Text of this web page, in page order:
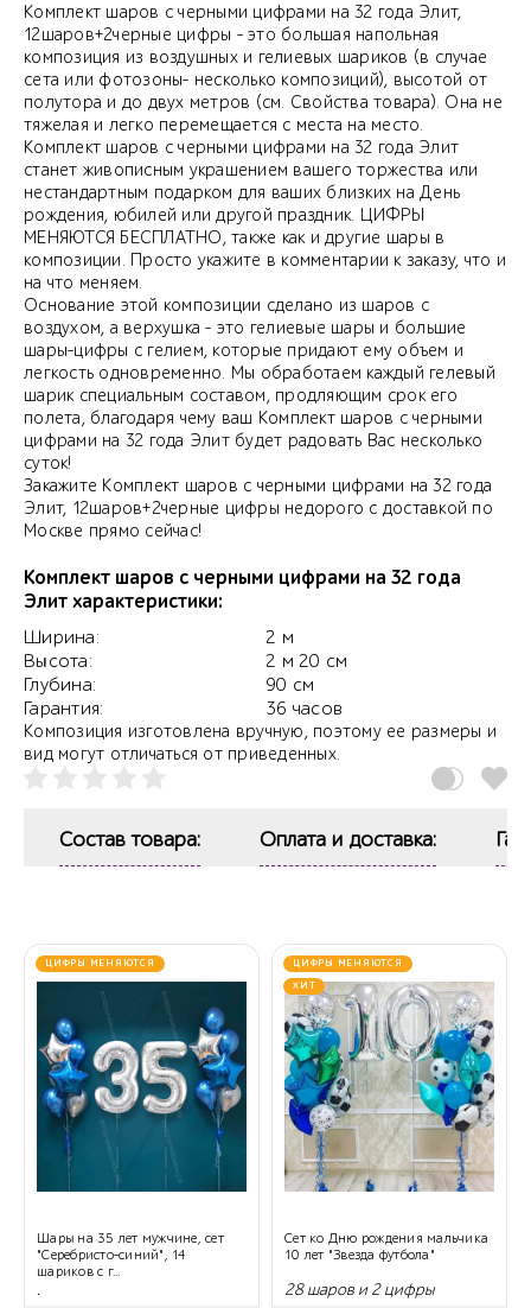
Комплект шаров с черными цифрами на 32 года Элит,
12шаров+2черные цифры - это большая напольная
композиция из воздушных и гелиевых шариков (в случае
сета или фотозоны- несколько композиций), высотой от
полутора и до двух метров (см. Свойства товара). Она не
тяжелая и легко перемещается с места на место.
Комплект шаров с черными цифрами на 32 года Элит
станет живописным украшением вашего торжества или
нестандартным подарком для ваших близких на День
рождения, юбилей или другой праздник. ЦИФРЫ
МЕНЯЮТСЯ БЕСПЛАТНО, также как и другие шары в
композиции. Просто укажите в комментарии к заказу, что и
на что меняем.
Основание этой композиции сделано из шаров с
воздухом, а верхушка - это гелиевые шары и большие
шары-цифры с гелием, которые придают ему объем и
легкость одновременно. Мы обработаем каждый гелевый
шарик специальным составом, продляющим срок его
полета, благодаря чему ваш Комплект шаров с черными
цифрами на 32 года Элит будет радовать Вас несколько
суток!
Закажите Комплект шаров с черными цифрами на 32 года
Элит, 12шаров+2черные цифры недорого с доставкой по
Москве прямо сейчас!
Комплект шаров с черными цифрами на 32 года
Элит характеристики:
Ширина:
Высота:
Глубина:
Гарантия:
2 м
2 м 20 см
90 см
36 часов
Композиция изготовлена вручную, поэтому ее размеры и
вид могут отличаться от приведенных.
Состав товара: Оплата и доставка:
ЦИФРЫ МЕНЯЮТСЯ
Шары на 35 лет мужчине, сет
"Серебристо-синий", 14
шариков с г...
.
ЦИФРЫ МЕНЯЮТСЯ
ХИТ
Сет ко Дню рождения мальчика
10 лет "Звезда футбола"
28 шаров и 2 цифры